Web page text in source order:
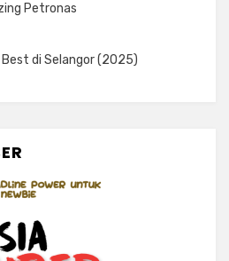
Petronas
di Selangor (2025)